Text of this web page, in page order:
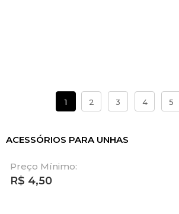
1 2 3 4 5
ACESSÓRIOS PARA UNHAS
Preço Mínimo:
R$ 4,50